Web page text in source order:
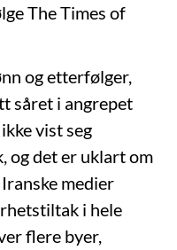
The Times of
og etterfølger,
såret i angrepet
vist seg
og det er uklart om
medier
i hele
flere byer,